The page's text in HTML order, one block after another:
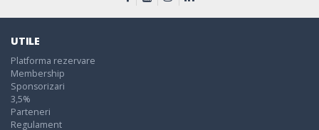
UTILE
Platforma rezervare
Membership
Sponsorizari
3,5%
Parteneri
Regulament